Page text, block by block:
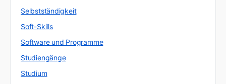
Selbstständigkeit
Soft-Skills
Software und Programme
Studiengänge
Studium